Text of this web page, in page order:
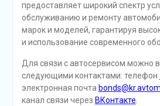
предоставляет широкий спектр
обслуживанию и ремонту
марок и моделей, гарантируя
и использование современного
Для связи с автосервисом можно
следующими контактами: телефон
электронная почта
канал связи через ВКонтакте.